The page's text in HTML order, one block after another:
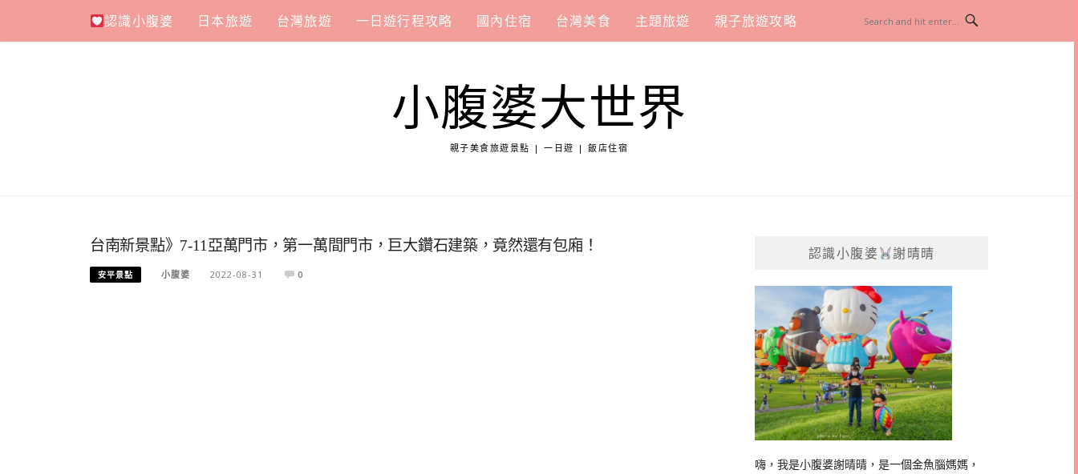
content
認識小腹婆 日本旅遊 台灣旅遊 一日遊行程攻略 國內住宿 台灣美食 主題旅遊 親子旅遊攻略
小腹婆大世界
親子美食旅遊景點 | 一日遊 | 飯店住宿
台南新景點》7-11亞萬門市，第一萬間門市，巨大鑽石建築，竟然還有包廂！
安平景點 小腹婆 2022-08-31 0
認識小腹婆 謝晴晴
嗨，我是小腹婆謝晴晴，是一個金魚腦媽媽，